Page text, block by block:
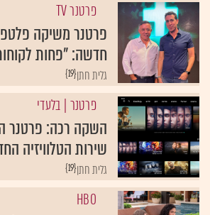
פרטנר TV
פרטנר משיקה
חדשה: "פחות
{19}גלית חתן
פרטנר | בלעדי
השקה רכה: פרטנר
שירות הטלוויזיה
{19}גלית חתן
HBO